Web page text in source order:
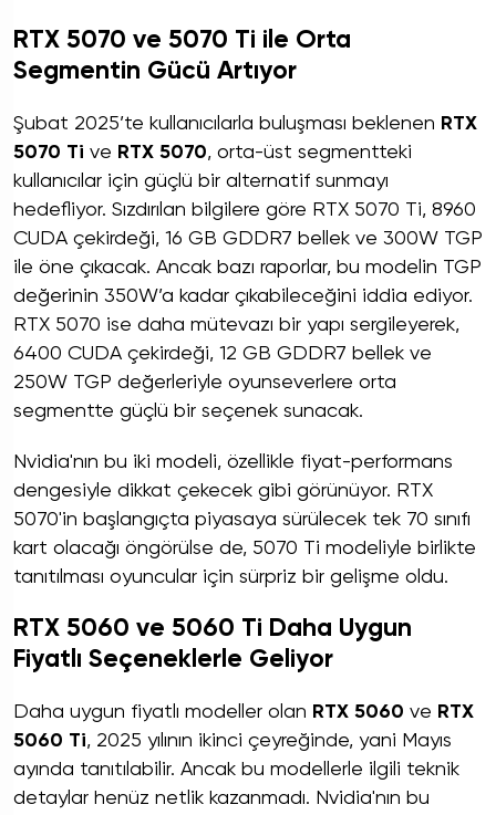
RTX 5070 ve 5070 Ti ile Orta
Segmentin Gücü Artıyor
Şubat 2025’te kullanıcılarla buluşması beklenen RTX
5070 Ti ve RTX 5070, orta-üst segmentteki
kullanıcılar için güçlü bir alternatif sunmayı
hedefliyor. Sızdırılan bilgilere göre RTX 5070 Ti, 8960
CUDA çekirdeği, 16 GB GDDR7 bellek ve 300W TGP
ile öne çıkacak. Ancak bazı raporlar, bu modelin TGP
değerinin 350W’a kadar çıkabileceğini iddia ediyor.
RTX 5070 ise daha mütevazı bir yapı sergileyerek,
6400 CUDA çekirdeği, 12 GB GDDR7 bellek ve
250W TGP değerleriyle oyunseverlere orta
segmentte güçlü bir seçenek sunacak.
Nvidia'nın bu iki modeli, özellikle fiyat-performans
dengesiyle dikkat çekecek gibi görünüyor. RTX
5070'in başlangıçta piyasaya sürülecek tek 70 sınıfı
kart olacağı öngörülse de, 5070 Ti modeliyle birlikte
tanıtılması oyuncular için sürpriz bir gelişme oldu.
RTX 5060 ve 5060 Ti Daha Uygun
Fiyatlı Seçeneklerle Geliyor
Daha uygun fiyatlı modeller olan RTX 5060 ve RTX
5060 Ti, 2025 yılının ikinci çeyreğinde, yani Mayıs
ayında tanıtılabilir. Ancak bu modellerle ilgili teknik
detaylar henüz netlik kazanmadı. Nvidia'nın bu